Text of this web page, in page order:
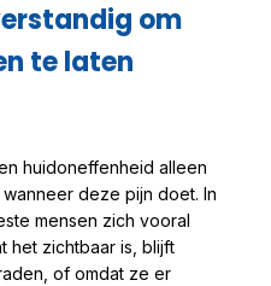
om
te laten
huidoneffenheid alleen
deze pijn doet. In
mensen zich vooral
het zichtbaar is, blijft
of omdat ze er